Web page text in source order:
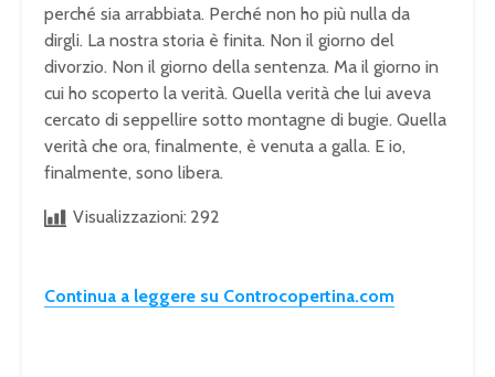
perché sia arrabbiata. Perché non ho più nulla da
dirgli. La nostra storia è finita. Non il giorno del
divorzio. Non il giorno della sentenza. Ma il giorno in
cui ho scoperto la verità. Quella verità che lui aveva
cercato di seppellire sotto montagne di bugie. Quella
verità che ora, finalmente, è venuta a galla. E io,
finalmente, sono libera.
Visualizzazioni: 292
Continua a leggere su Controcopertina.com